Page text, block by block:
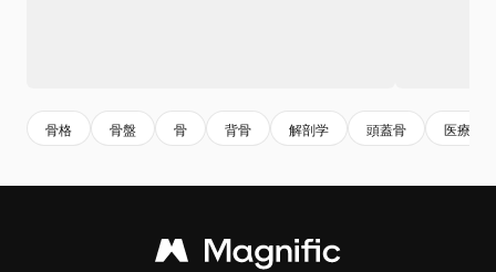
骨格 骨盤 骨 背骨 解剖学 頭蓋骨 医療